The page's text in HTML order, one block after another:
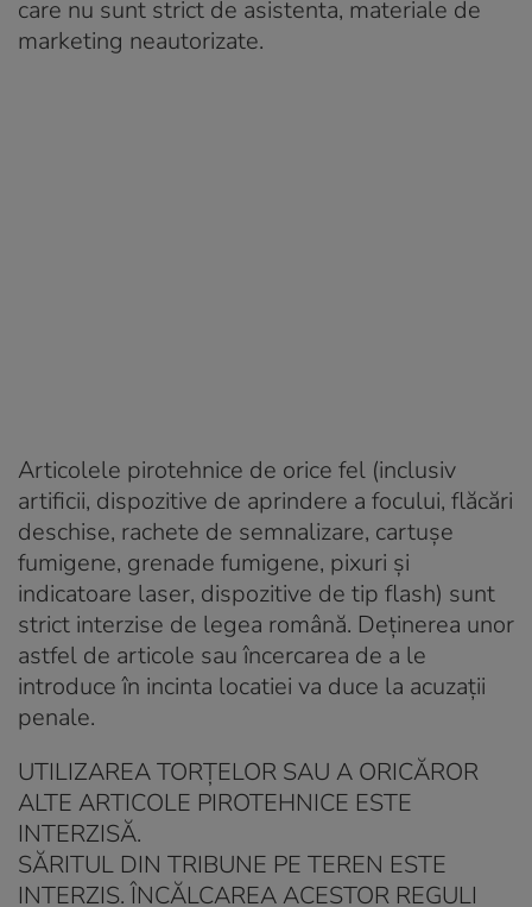
care nu sunt strict de asistenta, materiale de
marketing neautorizate.
Articolele pirotehnice de orice fel (inclusiv
artificii, dispozitive de aprindere a focului, flăcări
deschise, rachete de semnalizare, cartușe
fumigene, grenade fumigene, pixuri și
indicatoare laser, dispozitive de tip flash) sunt
strict interzise de legea română. Deținerea unor
astfel de articole sau încercarea de a le
introduce în incinta locatiei va duce la acuzații
penale.
UTILIZAREA TORȚELOR SAU A ORICĂROR
ALTE ARTICOLE PIROTEHNICE ESTE
INTERZISĂ.
SĂRITUL DIN TRIBUNE PE TEREN ESTE
INTERZIS. ÎNCĂLCAREA ACESTOR REGULI